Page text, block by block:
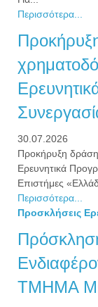
Περισσότερα...
30.07.2026
Προκήρυξη
Ερευνητικά
Επιστήμες
Περισσότερα...
Προσκλήσεις
ΤΜΗΜΑ